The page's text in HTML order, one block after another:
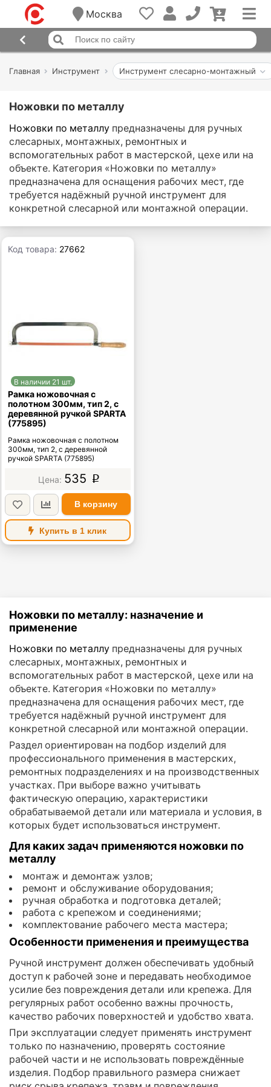
Москва
Главная Инструмент Инструмент слесарно-монтажный
Ножовки по металлу
Ножовки по металлу предназначены для ручных
слесарных, монтажных, ремонтных и
вспомогательных работ в мастерской, цехе или на
объекте. Категория «Ножовки по металлу»
предназначена для оснащения рабочих мест, где
требуется надёжный ручной инструмент для
конкретной слесарной или монтажной операции.
Код товара: 27662
В наличии 21 шт.
Рамка ножовочная с
полотном 300мм, тип 2, с
деревянной ручкой SPARTA
(775895)
Рамка ножовочная с полотном
300мм, тип 2, с деревянной
ручкой SPARTA (775895)
535 p
В корзину
Купить в 1 клик
Ножовки по металлу: назначение и
применение
Ножовки по металлу предназначены для ручных
слесарных, монтажных, ремонтных и
вспомогательных работ в мастерской, цехе или на
объекте. Категория «Ножовки по металлу»
предназначена для оснащения рабочих мест, где
требуется надёжный ручной инструмент для
конкретной слесарной или монтажной операции.
Раздел ориентирован на подбор изделий для
профессионального применения в мастерских,
ремонтных подразделениях и на производственных
участках. При выборе важно учитывать
фактическую операцию, характеристики
обрабатываемой детали или материала и условия, в
которых будет использоваться инструмент.
Для каких задач применяются ножовки по
металлу
монтаж и демонтаж узлов;
ремонт и обслуживание оборудования;
ручная обработка и подготовка деталей;
работа с крепежом и соединениями;
комплектование рабочего места мастера;
Особенности применения и преимущества
Ручной инструмент должен обеспечивать удобный
доступ к рабочей зоне и передавать необходимое
усилие без повреждения детали или крепежа. Для
регулярных работ особенно важны прочность,
качество рабочих поверхностей и удобство хвата.
При эксплуатации следует применять инструмент
только по назначению, проверять состояние
рабочей части и не использовать повреждённые
изделия. Подбор правильного размера снижает